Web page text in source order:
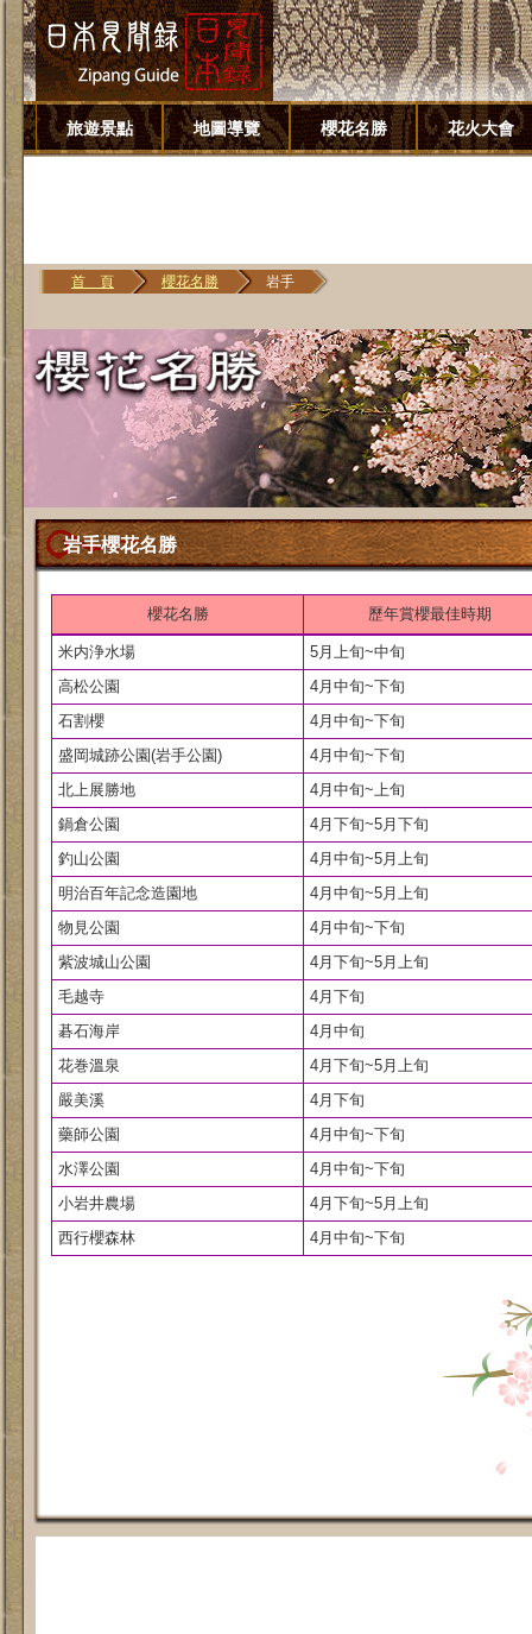
旅遊景點 地圖導覽 櫻花名勝 花火大會
首 頁 櫻花名勝 岩手
岩手櫻花名勝
櫻花名勝 歷年賞櫻最佳時期
米内浄水場
5月上旬~中旬
高松公園
4月中旬~下旬
石割櫻
4月中旬~下旬
盛岡城跡公園(岩手公園)
4月中旬~下旬
北上展勝地
4月中旬~上旬
鍋倉公園
4月下旬~5月下旬
釣山公園
4月中旬~5月上旬
明治百年記念造園地
4月中旬~5月上旬
物見公園
4月中旬~下旬
紫波城山公園
4月下旬~5月上旬
毛越寺
4月下旬
碁石海岸
4月中旬
花巻溫泉
4月下旬~5月上旬
嚴美溪
4月下旬
藥師公園
4月中旬~下旬
水澤公園
4月中旬~下旬
小岩井農場
4月下旬~5月上旬
西行櫻森林
4月中旬~下旬